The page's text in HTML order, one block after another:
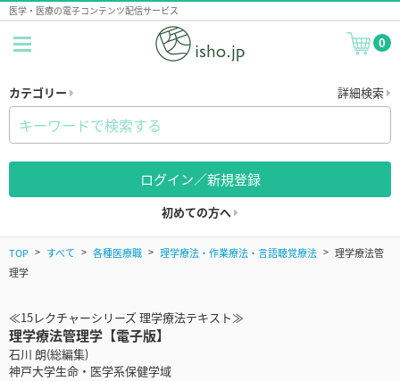
医学・医療の電子コンテンツ配信サービス
0
カテゴリー 詳細検索
ログイン／新規登録
初めての方へ
TOP すべて 各種医療職 理学療法・作業療法・言語聴覚療法
理学療法管
理学
≪15レクチャーシリーズ 理学療法テキスト≫
理学療法管理学【電子版】
石川 朗(総編集)
神戸大学生命・医学系保健学域